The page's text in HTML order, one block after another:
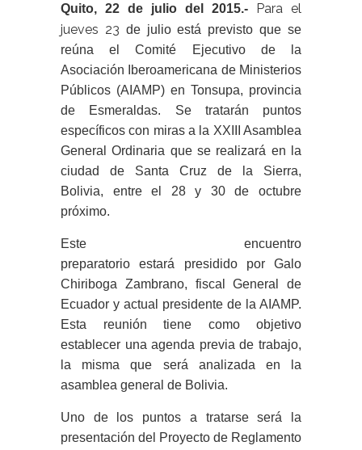
Quito, 22 de julio del 2015.-
Para el
jueves 23 de julio está previsto que se
reúna elComité Ejecutivo de la
Asociación Iberoamericana de Ministerios
Públicos (AIAMP) en Tonsupa, provincia
de Esmeraldas. Se tratarán puntos
específicos con miras a la XXIII Asamblea
General Ordinaria que se realizará en la
ciudad de Santa Cruz de la Sierra,
Bolivia, entre el
28 y 30 de octubre
próximo.
Este encuentro
preparatorioestará presidido por Galo
Chiriboga Zambrano, fiscal General de
Ecuador y actual presidente de la AIAMP.
Esta reunión tiene como objetivo
establecer una agenda previa de trabajo,
la misma que será analizada en
la
asamblea general de Bolivia.
Uno de los puntos a tratarse será la
presentación del Proyecto de Reglamento